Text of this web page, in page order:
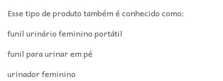
Esse tipo de produto também é conhecido como:
funil urinário feminino portátil
funil para urinar em pé
urinador feminino